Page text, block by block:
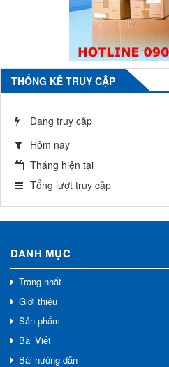
THỐNG KÊ TRUY CẬP
Đang truy cập
Hôm nay
Tháng hiện tại
Tổng lượt truy cập
DANH MỤC
Trang nhất
Giới thiệu
Sản phẩm
Bài Viết
Bài hướng dẫn